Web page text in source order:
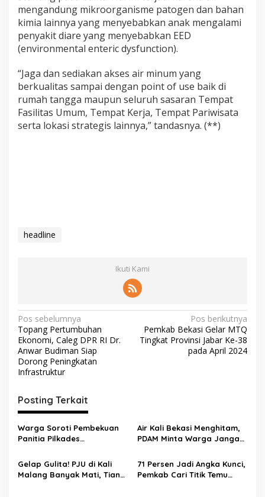
mengandung mikroorganisme patogen dan bahan
kimia lainnya yang menyebabkan anak mengalami
penyakit diare yang menyebabkan EED
(environmental enteric dysfunction).
“Jaga dan sediakan akses air minum yang
berkualitas sampai dengan point of use baik di
rumah tangga maupun seluruh sasaran Tempat
Fasilitas Umum, Tempat Kerja, Tempat Pariwisata
serta lokasi strategis lainnya,” tandasnya. (**)
headline
Ikuti Kami
Pos sebelumnya
Topang Pertumbuhan
Ekonomi, Caleg DPR RI Dr.
Anwar Budiman Siap
Dorong Peningkatan
Infrastruktur
Pos berikutnya
Pemkab Bekasi Gelar MTQ
Tingkat Provinsi Jabar Ke-38
pada April 2024
Posting Terkait
Warga Soroti Pembekuan
Panitia Pilkades
Intervensi
Air Kali Bekasi Menghitam,
PDAM Minta Warga Jangan
Gelap Gulita! PJU di Kali
Malang Banyak Mati, Tiang
71 Persen Jadi Angka Kunci,
Pemkab Cari Titik Temu